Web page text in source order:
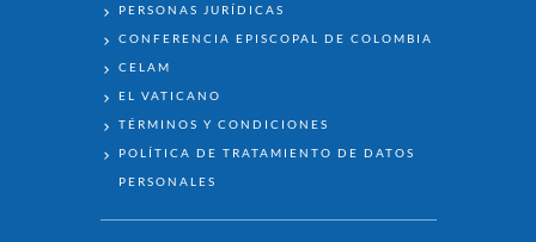
PERSONAS JURÍDICAS
CONFERENCIA EPISCOPAL DE COLOMBIA
CELAM
EL VATICANO
TÉRMINOS Y CONDICIONES
POLÍTICA DE TRATAMIENTO DE DATOS
PERSONALES